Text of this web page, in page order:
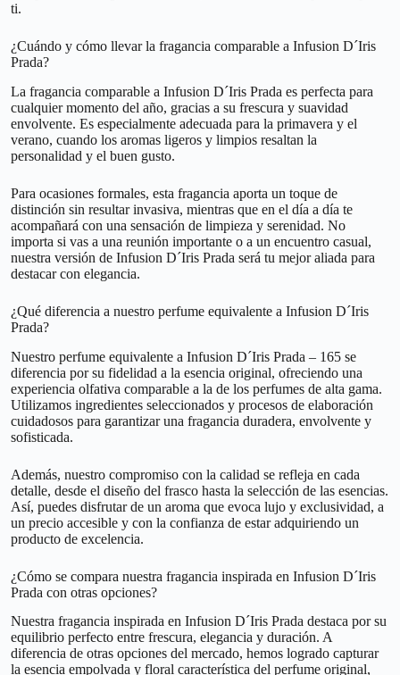
ti.
¿Cuándo y cómo llevar la fragancia comparable a Infusion D´Iris
Prada?
La fragancia comparable a Infusion D´Iris Prada es perfecta para
cualquier momento del año, gracias a su frescura y suavidad
envolvente. Es especialmente adecuada para la primavera y el
verano, cuando los aromas ligeros y limpios resaltan la
personalidad y el buen gusto.
Para ocasiones formales, esta fragancia aporta un toque de
distinción sin resultar invasiva, mientras que en el día a día te
acompañará con una sensación de limpieza y serenidad. No
importa si vas a una reunión importante o a un encuentro casual,
nuestra versión de Infusion D´Iris Prada será tu mejor aliada para
destacar con elegancia.
¿Qué diferencia a nuestro perfume equivalente a Infusion D´Iris
Prada?
Nuestro perfume equivalente a Infusion D´Iris Prada – 165 se
diferencia por su fidelidad a la esencia original, ofreciendo una
experiencia olfativa comparable a la de los perfumes de alta gama.
Utilizamos ingredientes seleccionados y procesos de elaboración
cuidadosos para garantizar una fragancia duradera, envolvente y
sofisticada.
Además, nuestro compromiso con la calidad se refleja en cada
detalle, desde el diseño del frasco hasta la selección de las esencias.
Así, puedes disfrutar de un aroma que evoca lujo y exclusividad, a
un precio accesible y con la confianza de estar adquiriendo un
producto de excelencia.
¿Cómo se compara nuestra fragancia inspirada en Infusion D´Iris
Prada con otras opciones?
Nuestra fragancia inspirada en Infusion D´Iris Prada destaca por su
equilibrio perfecto entre frescura, elegancia y duración. A
diferencia de otras opciones del mercado, hemos logrado capturar
la esencia empolvada y floral característica del perfume original,